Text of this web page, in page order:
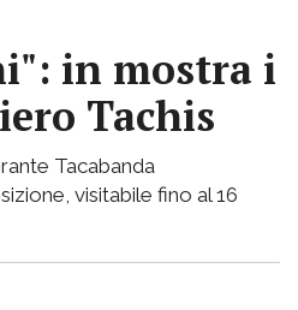
in mostra i
Tachis
Tacabanda
visitabile fino al 16